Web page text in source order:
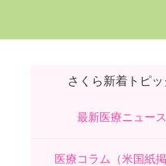
さくら新着トピッ
最新医療ニュース
医療コラム（米国紙掲